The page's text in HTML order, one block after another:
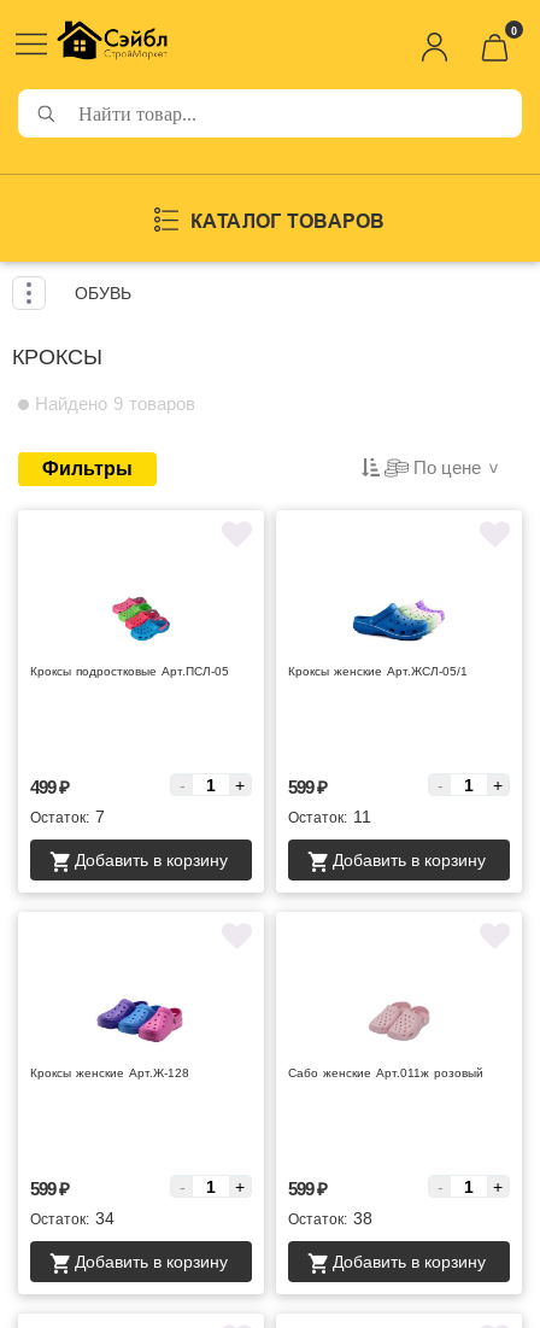
0
КАТАЛОГ ТОВАРОВ
ОБУВЬ
КРОКСЫ
Найдено 9 товаров
Фильтры По цене >
Кроксы подростковые Арт.ПСЛ-05
499₽ - +
Остаток: 7
Добавить в корзину
Кроксы женские Арт.ЖСЛ-05/1
599₽ - +
Остаток: 11
Добавить в корзину
Кроксы женские Арт.Ж-128
599₽ - +
Остаток: 34
Добавить в корзину
Сабо женские Арт.011ж розовый
599₽ - +
Остаток: 38
Добавить в корзину